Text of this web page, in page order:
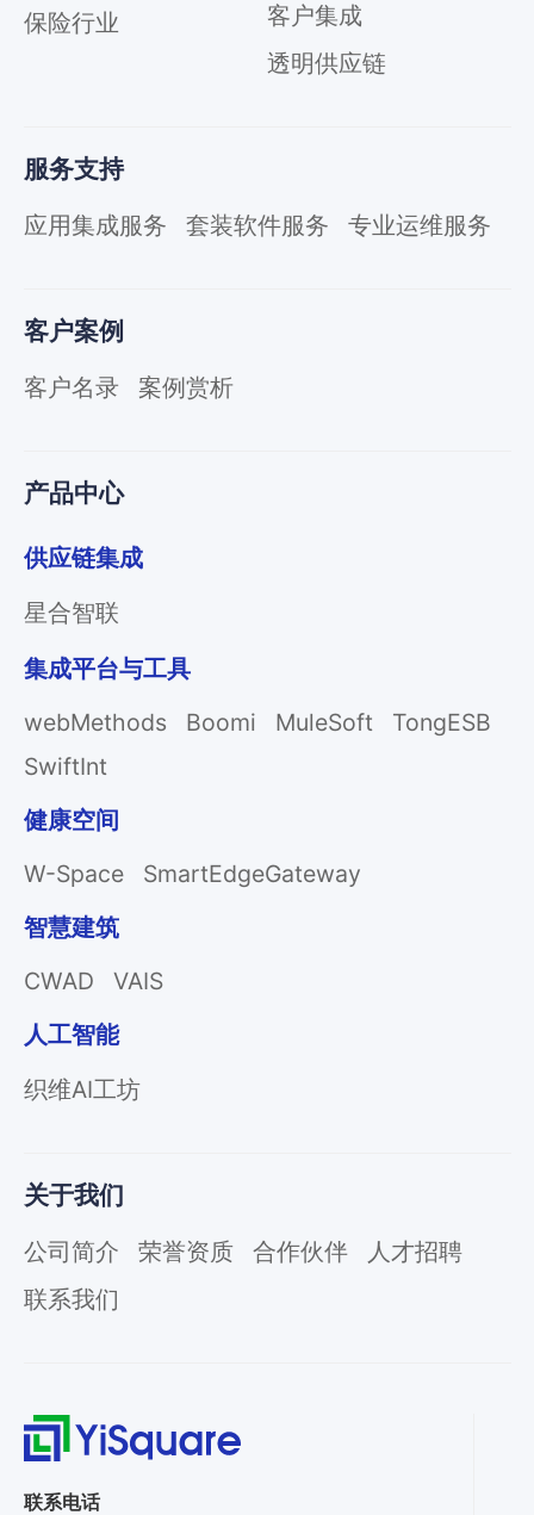
联系电话
保险行业
客户集成
透明供应链
服务支持
应用集成服务 套装软件服务 专业运维服务
客户案例
客户名录 案例赏析
产品中心
供应链集成
星合智联
集成平台与工具
webMethods
Boomi MuleSoft
TongESB
SwiftInt
健康空间
W-Space
SmartEdgeGateway
智慧建筑
CWAD
VAIS
人工智能
织维AI工坊
关于我们
公司简介 荣誉资质 合作伙伴
人才招聘
联系我们